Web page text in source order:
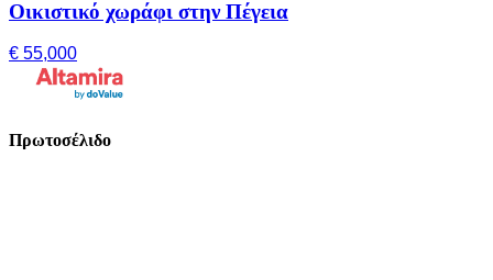
Οικιστικό χωράφι στην Πέγεια
€ 55,000
Πρωτοσέλιδο